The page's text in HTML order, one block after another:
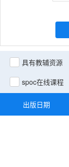
具有教辅资源
spoc在线课程
出版日期